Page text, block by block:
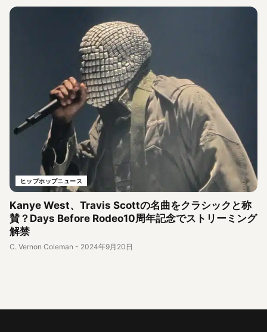
ヒップホップニュース
Kanye West、Travis Scottの名曲をクラシックと称
賛？Days Before Rodeo10周年記念でストリーミング
解禁
C. Vernon Coleman - 2024年9月20日